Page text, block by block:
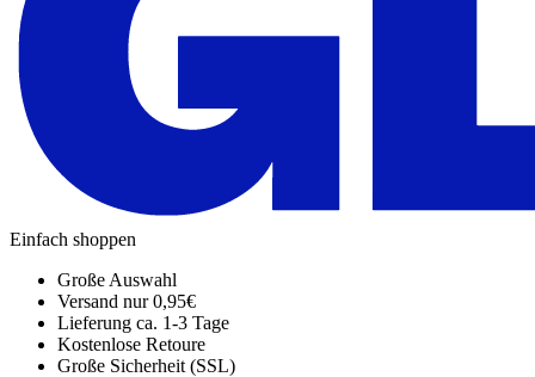
Einfach shoppen
Große Auswahl
Versand nur 0,95€
Lieferung ca. 1-3 Tage
Kostenlose Retoure
Große Sicherheit (SSL)